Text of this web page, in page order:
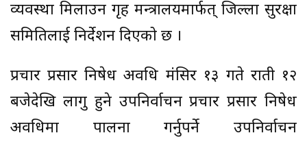
व्यवस्था मिलाउन गृह मन्त्रालयमार्फत् जिल्ला सुरक्षा
समितिलाई निर्देशन दिएको छ ।
प्रचार प्रसार निषेध अवधि मंसिर १३ गते राती १२
बजेदेखि लागु हुने उपनिर्वाचन प्रचार प्रसार निषेध
अवधिमा पालना गर्नुपर्ने उपनिर्वाचन